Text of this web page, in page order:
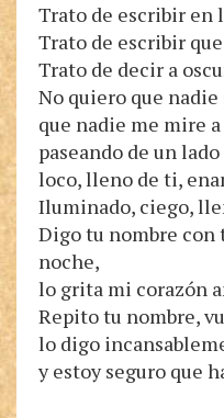
Trato de escribir en
Trato de escribir
Trato de decir a
No quiero que
que nadie me mire
paseando de un
loco, lleno de ti,
Iluminado, ciego,
Digo tu nombre
noche,
lo grita mi corazón
Repito tu nombre,
lo digo
y estoy seguro que